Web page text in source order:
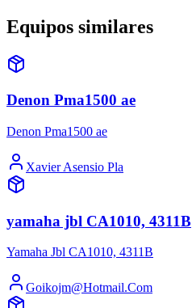
Equipos similares
Denon Pma1500 ae
Denon Pma1500 ae
Xavier Asensio Pla
yamaha jbl CA1010, 4311B
Yamaha Jbl CA1010, 4311B
Goikojm@Hotmail.Com